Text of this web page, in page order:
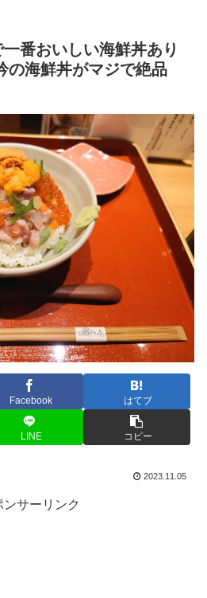
一番おいしい海鮮丼あり
の海鮮丼がマジで絶品
Facebook はてブ
LINE コピー
2023.11.05
ンサーリンク